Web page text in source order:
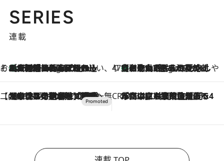
SERIES
連載
そおだよおこの関西おいしい、おやつ紀行
2 Hours Ago
［大阪府箕面市］一皿一皿目の前で仕上げられる、料理を巧みに組み込んだアシェットデセールコース「ミチル アシェット デセール（Michiru assiette dessert）」 47都道府県の手みやげ ひんやりスイーツで夏を満喫
2 Hours Ago
【和歌山県】この夏絶対食べたい 冷やしておいしいおやつ3選 みかんがごろっと丸ごと入ったジュレ
【CREA×星野リゾート】唯一無二。癒しと発見が待つ場所へ
2026.8.7
【トンボの足水浴】ヒノキの香りに包まれて涼感マックス！約13℃の湧水かけ流しを避暑地「星野温泉 トンボの湯」で体験 CREA'S CHOICE
2026.8.7
「立川にも歌舞伎があるんだよ」 片岡仁左衛門・市川中車ら豪華座組みで4年目の立川立飛歌舞伎へ